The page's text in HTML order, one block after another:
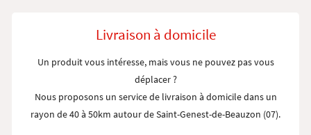
Livraison à domicile
Un produit vous intéresse, mais vous ne pouvez pas vous
déplacer ?
Nous proposons un service de livraison à domicile dans un
rayon de 40 à 50km autour de Saint-Genest-de-Beauzon (07).